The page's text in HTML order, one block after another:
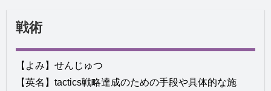
戦術
【よみ】せんじゅつ
【英名】tactics戦略達成のための手段や具体的な施